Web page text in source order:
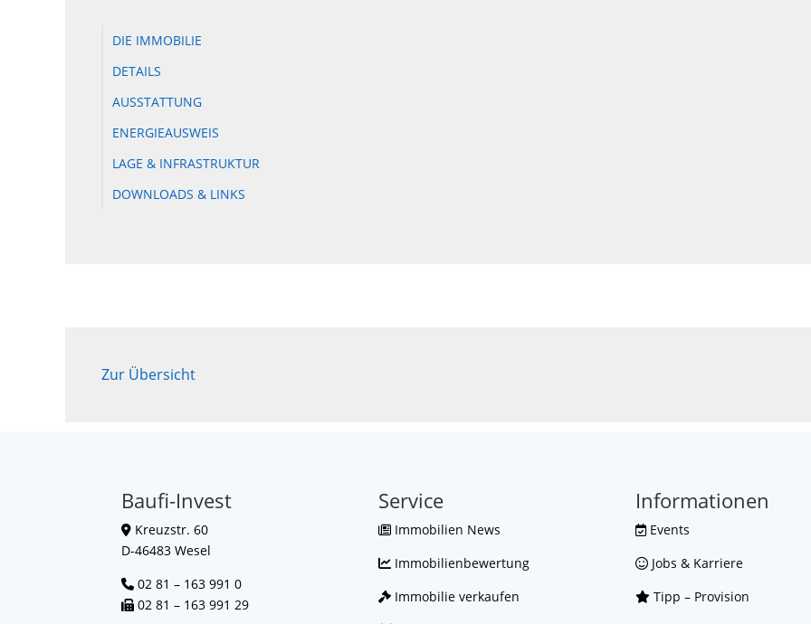
DIE IMMOBILIE
DETAILS
AUSSTATTUNG
ENERGIEAUSWEIS
LAGE & INFRASTRUKTUR
DOWNLOADS & LINKS
Zur Übersicht
Baufi-Invest
Kreuzstr. 60
D-46483 Wesel
02 81 – 163 991 0
02 81 – 163 991 29
Service
Immobilien News
Immobilienbewertung
Immobilie verkaufen
Informationen
Events
Jobs & Karriere
Tipp – Provision